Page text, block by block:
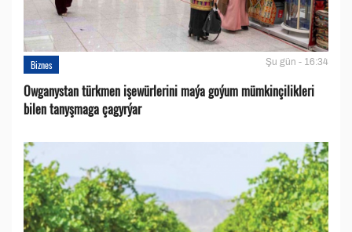
Biznes Şu gün - 16:34
Owganystan türkmen işewürlerini maýa goýum mümkinçilikleri
bilen tanyşmaga çagyrýar